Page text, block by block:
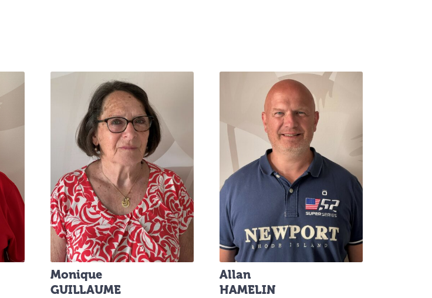
Monique
GUILLAUME
Allan
HAMELIN